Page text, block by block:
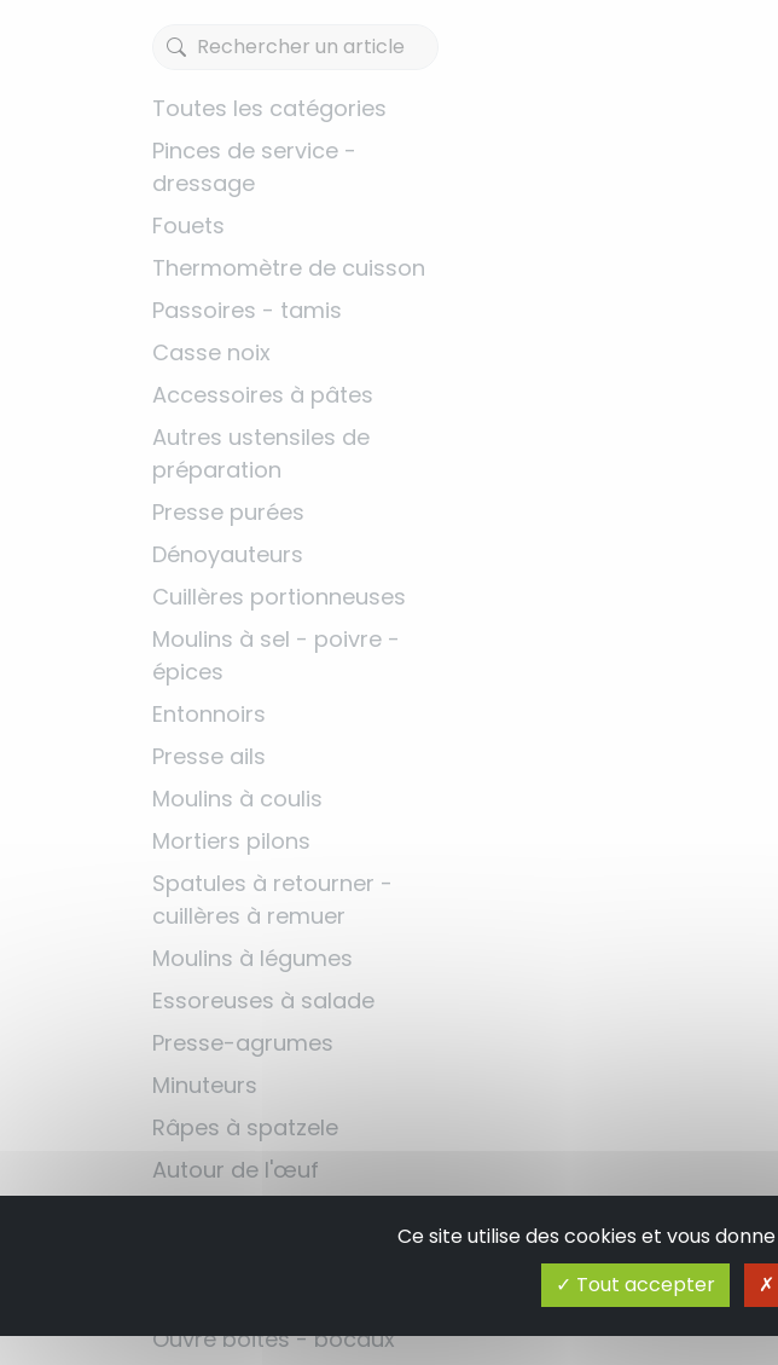
Toutes les catégories
Pinces de service -
dressage
Fouets
Thermomètre de cuisson
Passoires - tamis
Casse noix
Accessoires à pâtes
Autres ustensiles de
préparation
Presse purées
Dénoyauteurs
Cuillères portionneuses
Moulins à sel - poivre -
épices
Entonnoirs
Presse ails
Moulins à coulis
Mortiers pilons
Spatules à retourner -
cuillères à remuer
Moulins à légumes
Essoreuses à salade
Presse-agrumes
Minuteurs
Râpes à spatzele
Autour de l'œuf
Ouvre boites - bocaux
Ce site utilise des cookies et vous
Tout accepter